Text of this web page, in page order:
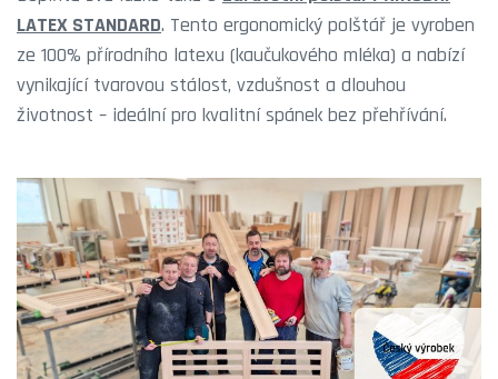
LATEX STANDARD. Tento ergonomický polštář je vyroben
ze 100% přírodního latexu (kaučukového mléka) a nabízí
vynikající tvarovou stálost, vzdušnost a dlouhou
životnost – ideální pro kvalitní spánek bez přehřívání.